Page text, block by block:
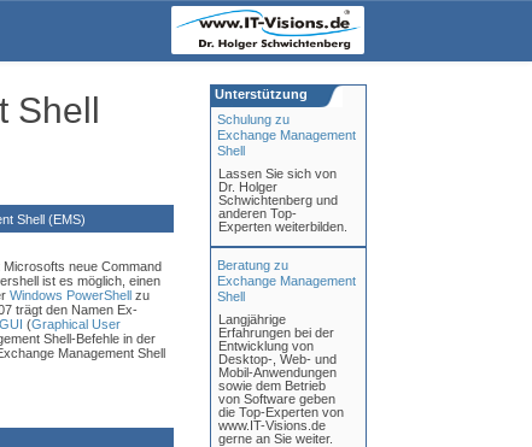
Shell
Shell (EMS)
neue Command
ist es möglich, einen
Windows PowerShellzu
trägt den Namen Ex-
GUI (Graphical User
Shell-Befehle in der
Management Shell
Schulung zu
Exchange Management
Shell
Lassen Sie sich von
Dr. Holger
Schwichtenberg und
anderen Top-
Experten weiterbilden.
Beratung zu
Exchange Management
Shell
Langjährige
Erfahrungen bei der
Entwicklung von
Desktop-, Web- und
Mobil-Anwendungen
sowie dem Betrieb
von Software geben
die Top-Experten von
www.IT-Visions.de
gerne an Sie weiter.
Unterstützung